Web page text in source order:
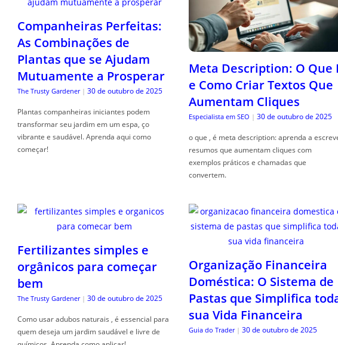
Companheiras Perfeitas:
As Combinações de
Plantas que se Ajudam
Mutuamente a Prosperar
The Trusty Gardener | 30 de outubro de 2025
Plantas companheiras iniciantes podem
transformar seu jardim em um espa, ço
vibrante e saudável. Aprenda aqui como
começar!
Meta Description: O Que
e Como Criar Textos Que
Aumentam Cliques
Especialista em SEO | 30 de outubro de 2025
o que , é meta description: aprenda a
resumos que aumentam cliques com
exemplos práticos e chamadas que
convertem.
Fertilizantes simples e
orgânicos para começar
bem
The Trusty Gardener | 30 de outubro de 2025
Como usar adubos naturais , é essencial para
quem deseja um jardim saudável e livre de
Organização Financeira
Doméstica: O Sistema de
Pastas que Simplifica
sua Vida Financeira
Guia do Trader | 30 de outubro de 2025